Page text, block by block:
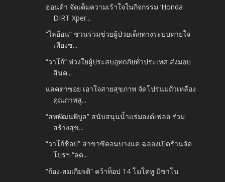
ฮอนด้า จัดเต็มความเร้าใจในกิจกรรม ‘Honda
DIRT Xper...
“ไลอ้อน” ชวนร่วมช่วยผู้ป่วยเด็กทางระบบหายใจ
เพียงซ...
“วาโก้” ห่วงใยผู้ประสบอุทกภัยทั่วประเทศ ส่งมอบ
สินค...
แลคตาซอย เอาใจสายสุขภาพ จัดโปรนมถั่วเหลือง
คุณภาพสู...
“สหพัฒนพิบูล” สนับสนุนน้ำแร่มองต์เฟลอ ร่วม
สร้างสุข...
“วาโก้ช็อป” สาขาซีคอนบางแค ฉลองเปิดร้านจัด
โปรฯ “ลด...
“ก้อง-สมเกียรติ” คว้าท็อป 14 โมโตทู มิซาโน